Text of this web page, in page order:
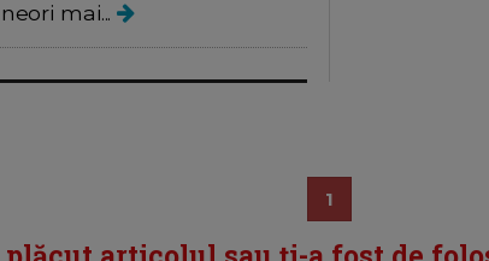
mai...
1